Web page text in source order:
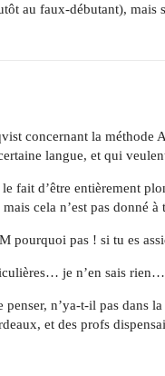
au faux-débutant), mais
concernant la méthode
langue, et qui
fait d’être entièrement
cela n’est pas donné
pourquoi pas ! si tu es
je n’en sais
penser, n’ya-t-il pas dans
et des profs